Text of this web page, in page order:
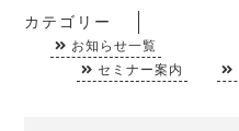
カテゴリー
お知らせ一覧
セミナー案内